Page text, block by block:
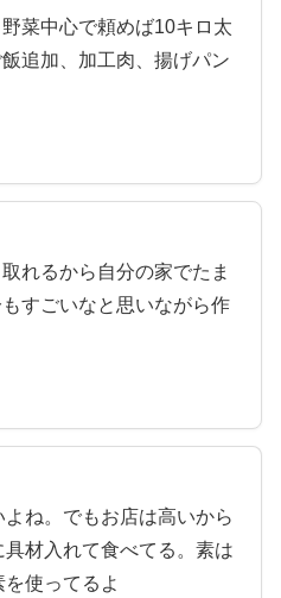
菜中心で頼めば10キロ太
追加、加工肉、揚げパン
れるから自分の家でたま
すごいなと思いながら作
ね。でもお店は高いから
材入れて食べてる。素は
使ってるよ